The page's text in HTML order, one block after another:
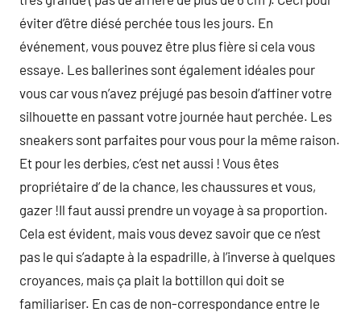
éviter d’être diésé perchée tous les jours. En
événement, vous pouvez être plus fière si cela vous
essaye. Les ballerines sont également idéales pour
vous car vous n’avez préjugé pas besoin d’affiner votre
silhouette en passant votre journée haut perchée. Les
sneakers sont parfaites pour vous pour la même raison.
Et pour les derbies, c’est net aussi ! Vous êtes
propriétaire d’ de la chance, les chaussures et vous,
gazer !Il faut aussi prendre un voyage à sa proportion.
Cela est évident, mais vous devez savoir que ce n’est
pas le qui s’adapte à la espadrille, à l’inverse à quelques
croyances, mais ça plait la bottillon qui doit se
familiariser. En cas de non-correspondance entre le